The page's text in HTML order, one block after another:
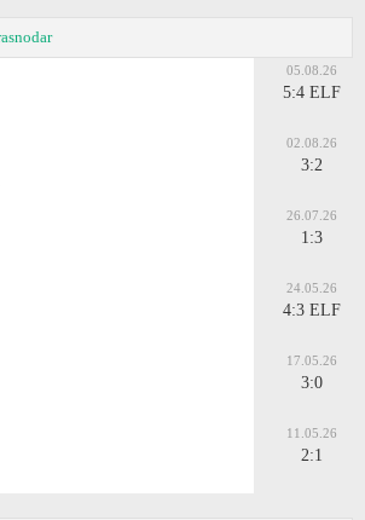
05.08.26
5:4 ELF
02.08.26
3:2
26.07.26
1:3
24.05.26
4:3 ELF
17.05.26
3:0
11.05.26
2:1